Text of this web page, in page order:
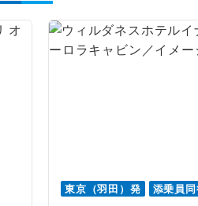
東京（羽田）発 添乗員
テルを指定したコースです。